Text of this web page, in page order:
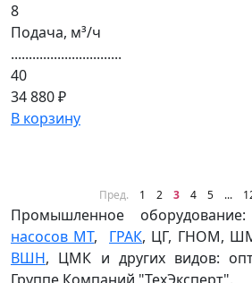
8
Подача, м³/ч
...............................
40
34 880 ₽
В корзину
Пред. 1 2 3 4 5 ...
Промышленное
насосов МТ, ГРАК, ЦГ, ГНОМ,
ВШН, ЦМК и других видов: